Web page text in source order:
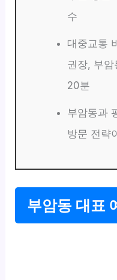
수
대중교통
권장, 부
20분
부암동과
방문 전략
부암동 대표